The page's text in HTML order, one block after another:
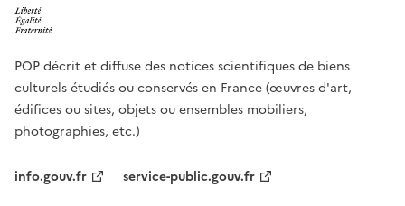
POP décrit et diffuse des notices scientifiques de biens
culturels étudiés ou conservés en France (œuvres d'art,
édifices ou sites, objets ou ensembles mobiliers,
photographies, etc.)
info.gouv.fr
service-public.gouv.fr